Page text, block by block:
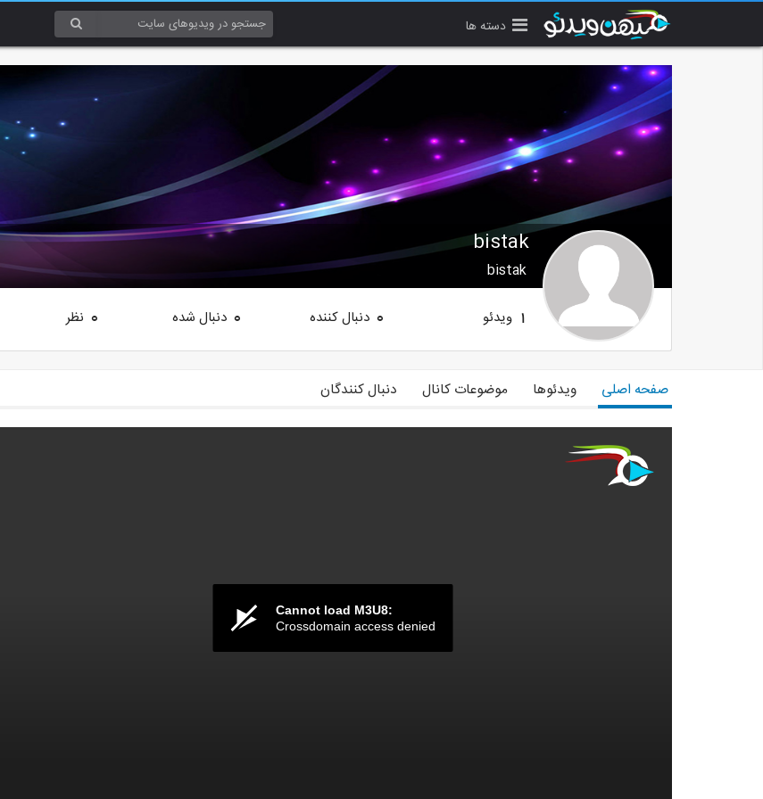
دسته ها
bistak
bistak
1 ویدئو 0 دنبال کننده 0 دنبال شده 0 نظر
صفحه اصلی ویدئوها موضوعات کانال دنبال کنندگان
Cannot load M3U8:
Crossdomain access denied